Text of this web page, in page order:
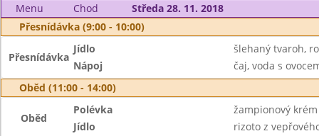
Menu Chod
Středa 28. 11. 2018
Přesnídávka (9:00 - 10:00)
Přesnídávka
Jídlo
šlehaný tvaroh,
Nápoj
čaj, voda s
Oběd (11:00 - 14:00)
Oběd
Polévka
žampionový
Jídlo
rizoto z